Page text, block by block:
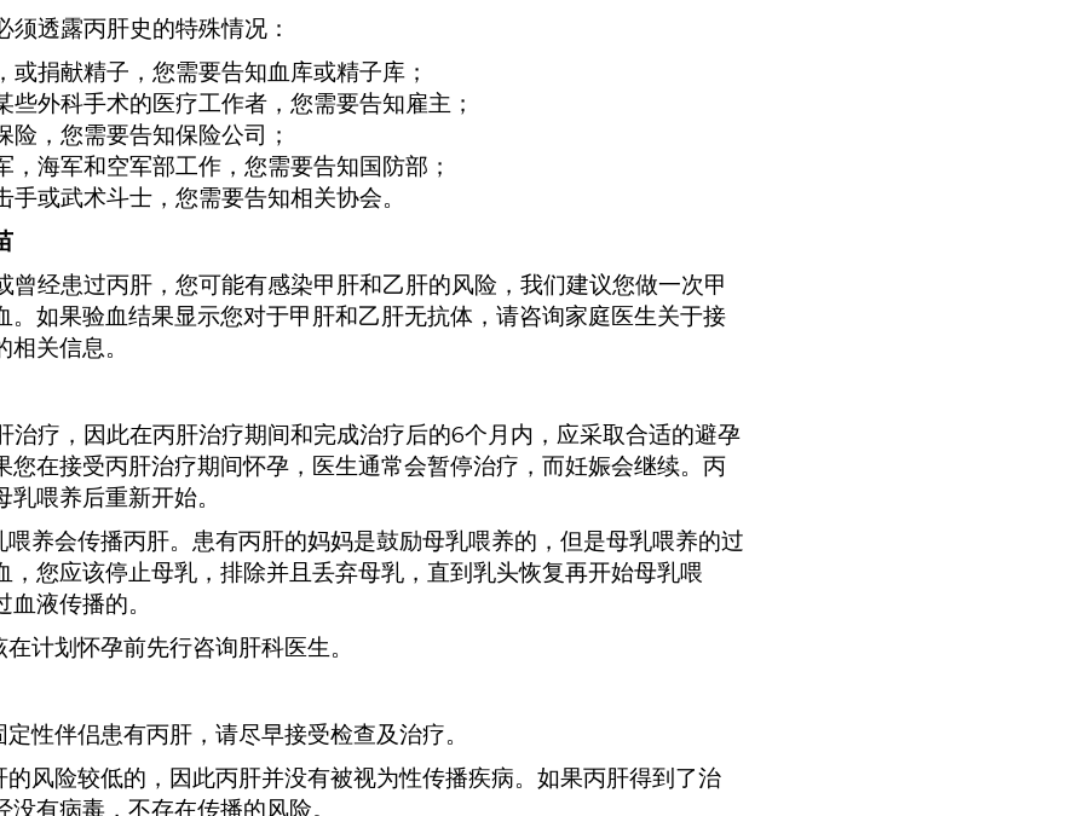
透露丙肝史的特殊情况：
或捐献精子，您需要告知血库或精子库；
些外科手术的医疗工作者，您需要告知雇主；
险，您需要告知保险公司；
，海军和空军部工作，您需要告知国防部；
手或武术斗士，您需要告知相关协会。
经患过丙肝，您可能有感染甲肝和乙肝的风险，我们建议您做一次甲
。如果验血结果显示您对于甲肝和乙肝无抗体，请咨询家庭医生关于接
关信息。
治疗，因此在丙肝治疗期间和完成治疗后的6个月内，应采取合适的避孕
您在接受丙肝治疗期间怀孕，医生通常会暂停治疗，而妊娠会继续。丙
喂养后重新开始。
养会传播丙肝。患有丙肝的妈妈是鼓励母乳喂养的，但是母乳喂养的过
，您应该停止母乳，排除并且丢弃母乳，直到乳头恢复再开始母乳喂
液传播的。
计划怀孕前先行咨询肝科医生。
性伴侣患有丙肝，请尽早接受检查及治疗。
风险较低的，因此丙肝并没有被视为性传播疾病。如果丙肝得到了治
有病毒，不存在传播的风险。